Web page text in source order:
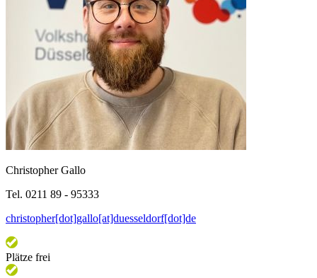
Christopher Gallo
Tel. 0211 89 - 95333
christopher[dot]gallo[at]duesseldorf[dot]de
Plätze frei